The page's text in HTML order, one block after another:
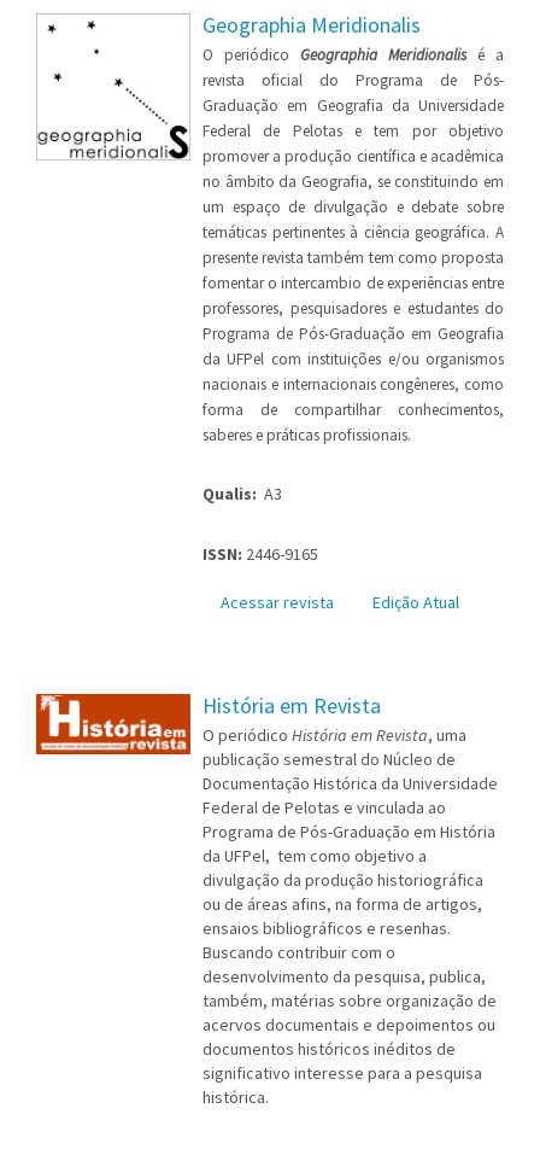
Geographia Meridionalis
O periódico Geographia Meridionalis é a
revista oficial do Programa de Pós-
Graduação em Geografia da Universidade
Federal de Pelotas e tem por objetivo
promover a produção científica e acadêmica
no âmbito da Geografia, se constituindo em
um espaço de divulgação e debate sobre
temáticas pertinentes à ciência geográfica. A
presente revista também tem como proposta
fomentar o intercambio de experiências entre
professores, pesquisadores e estudantes do
Programa de Pós-Graduação em Geografia
da UFPel com instituições e/ou organismos
nacionais e internacionais congêneres, como
forma de compartilhar conhecimentos,
saberes e práticas profissionais.
Qualis: A3
ISSN: 2446-9165
Acessar revista Edição Atual
História em Revista
O periódico História em Revista, uma
publicação semestral do Núcleo de
Documentação Histórica da Universidade
Federal de Pelotas e vinculada ao
Programa de Pós-Graduação em História
da UFPel, tem como objetivo a
divulgação da produção historiográfica
ou de áreas afins, na forma de artigos,
ensaios bibliográficos e resenhas.
Buscando contribuir com o
desenvolvimento da pesquisa, publica,
também, matérias sobre organização de
acervos documentais e depoimentos ou
documentos históricos inéditos de
significativo interesse para a pesquisa
histórica.